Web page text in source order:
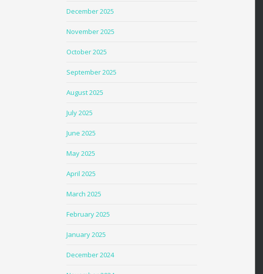
December 2025
November 2025
October 2025
September 2025
August 2025
July 2025
June 2025
May 2025
April 2025
March 2025
February 2025
January 2025
December 2024